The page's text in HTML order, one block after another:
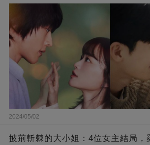
2024/05/02
披荊斬棘的大小姐：4位女主結局，